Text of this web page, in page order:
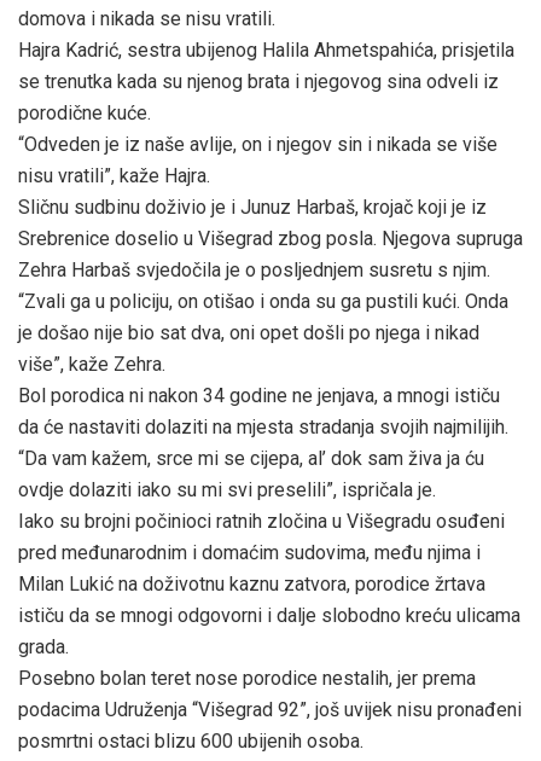
domova i nikada se nisu vratili.
Hajra Kadrić, sestra ubijenog Halila Ahmetspahića, prisjetila
se trenutka kada su njenog brata i njegovog sina odveli iz
porodične kuće.
“Odveden je iz naše avlije, on i njegov sin i nikada se više
nisu vratili”, kaže Hajra.
Sličnu sudbinu doživio je i Junuz Harbaš, krojač koji je iz
Srebrenice doselio u Višegrad zbog posla. Njegova supruga
Zehra Harbaš svjedočila je o posljednjem susretu s njim.
“Zvali ga u policiju, on otišao i onda su ga pustili kući. Onda
je došao nije bio sat dva, oni opet došli po njega i nikad
više”, kaže Zehra.
Bol porodica ni nakon 34 godine ne jenjava, a mnogi ističu
da će nastaviti dolaziti na mjesta stradanja svojih najmilijih.
“Da vam kažem, srce mi se cijepa, al’ dok sam živa ja ću
ovdje dolaziti iako su mi svi preselili”, ispričala je.
Iako su brojni počinioci ratnih zločina u Višegradu osuđeni
pred međunarodnim i domaćim sudovima, među njima i
Milan Lukić na doživotnu kaznu zatvora, porodice žrtava
ističu da se mnogi odgovorni i dalje slobodno kreću ulicama
grada.
Posebno bolan teret nose porodice nestalih, jer prema
podacima Udruženja “Višegrad 92”, još uvijek nisu pronađeni
posmrtni ostaci blizu 600 ubijenih osoba.